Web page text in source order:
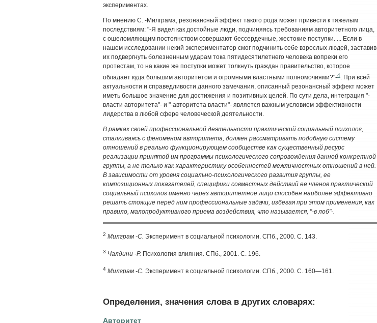
экспериментах.
По мнению С. -Милграма, резонансный эффект такого рода может привести к тяжелым
последствиям: "-Я видел как достойные люди, подчиняясь требованиям авторитетного лица,
с ошеломляющим постоянством совершают бессердечные, жестокие поступки. ... Если в
нашем исследовании некий экспериментатор смог подчинить себе взрослых людей, заставив
их подвергнуть болезненным ударам тока пятидесятилетнего человека вопреки его
протестам, то на какие же поступки может толкнуть граждан правительство, которое
обладает куда большим авторитетом и огромными властными полномочиями?"-4
. При всей
актуальности и справедливости данного замечания, описанный резонансный эффект может
иметь большое значение для достижения и позитивных целей. По сути дела, интеграция "-
власти авторитета"- и "-авторитета власти"- является важным условием эффективности
лидерства в любой сфере человеческой деятельности.
В рамках своей профессиональной деятельности практический социальный психолог,
сталкиваясь с феноменом авторитета, должен рассматривать подобную систему
отношений в реально функционирующем сообществе как существенный ресурс
реализации принятой им программы психологического сопровождения данной конкретной
группы, а не только как характеристику особенностей межличностных отношений в ней.
В зависимости от уровня социально-психологического развития группы, ее
композиционных показателей, специфики совместных действий ее членов практический
социальный психолог именно через авторитетное лицо способен наиболее эффективно
решать стоящие перед ним профессиональные задачи, избегая при этом применения, как
правило, малопродуктивного приема воздействия, что называется, "-в лоб"-.
2 Милграм -С. Эксперимент в социальной психологии. СПб., 2000. С. 143.
3 Чалдини -Р. Психология влияния. СПб., 2001. С. 196.
4 Милграм -С. Эксперимент в социальной психологии. СПб., 2000. С. 160—161.
Определения, значения слова в других словарях:
Авторитет